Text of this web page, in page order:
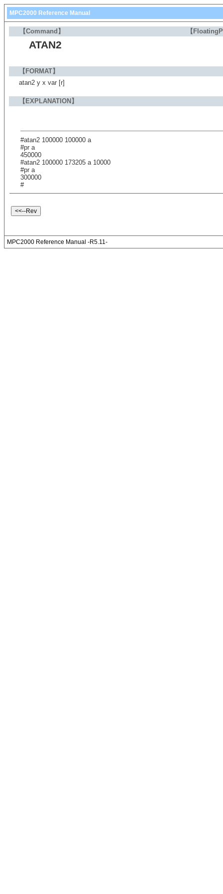
MPC2000 Reference Manual
【Command】 【
ATAN2
【FORMAT】
atan2 y x var [r]
【EXPLANATION】
#atan2 100000 100000 a
#pr a
450000
#atan2 100000 173205 a 10000
#pr a
300000
#
MPC2000 Reference Manual -R5.11-